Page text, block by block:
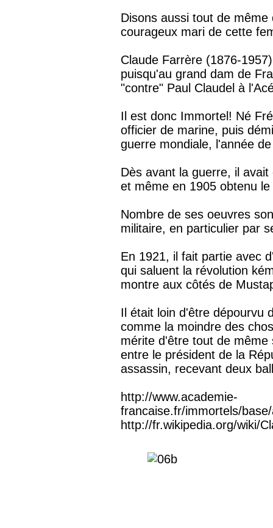
Disons aussi tout de
courageux mari de cette
Claude Farrère (1876-
puisqu'au grand dam de
"contre" Paul Claudel à
Il est donc Immortel! Né
officier de marine, puis
guerre mondiale, l'année
Dès avant la guerre, il
et même en 1905 obtenu
Nombre de ses oeuvres
militaire, en particulier par
En 1921, il fait partie avec
qui saluent la révolution
montre aux côtés de
Il était loin d'être dépourvu
comme la moindre des
mérite d'être tout de
entre le président de la
assassin, recevant deux
http://www.academie-
francaise.fr/immortels/
http://fr.wikipedia.org/wiki/